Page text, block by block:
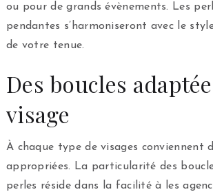
ou pour de grands évènements. Les
pendantes s’harmoniseront avec le
de votre tenue.
Des boucles
visage
À chaque type de visages conviennent
appropriées. La particularité des
perles réside dans la facilité à les